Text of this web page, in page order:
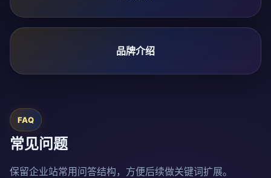
品牌介绍
FAQ
常见问题
保留企业站常用问答结构，方便后续做关键词扩展。